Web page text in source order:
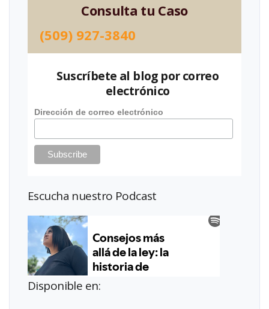
Consulta tu Caso
(509) 927-3840
Suscríbete al blog por correo
electrónico
Dirección de correo electrónico
Escucha nuestro Podcast
Disponible en: